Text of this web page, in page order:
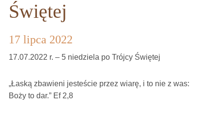
Świętej
17 lipca 2022
17.07.2022 r. – 5 niedziela po Trójcy Świętej
„Łaską zbawieni jesteście przez wiarę, i to nie z was:
Boży to dar.” Ef 2,8